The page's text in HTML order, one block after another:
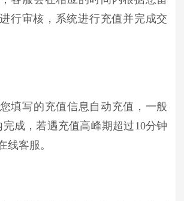
行审核，系统进行充值并完成交
填写的充值信息自动充值，一般
成，若遇充值高峰期超过10分钟
线客服。